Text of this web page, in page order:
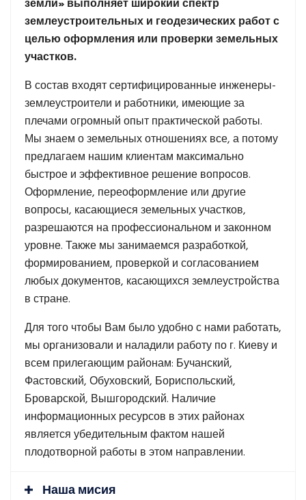
земли» выполняет широкий спектр
землеустроительных и геодезических работ с
целью оформления или проверки земельных
участков.
В состав входят сертифицированные инженеры-
землеустроители и работники, имеющие за
плечами огромный опыт практической работы.
Мы знаем о земельных отношениях все, а потому
предлагаем нашим клиентам максимально
быстрое и эффективное решение вопросов.
Оформление, переоформление или другие
вопросы, касающиеся земельных участков,
разрешаются на профессиональном и законном
уровне. Также мы занимаемся разработкой,
формированием, проверкой и согласованием
любых документов, касающихся землеустройства
в стране.
Для того чтобы Вам было удобно с нами работать,
мы организовали и наладили работу по г. Киеву и
всем прилегающим районам: Бучанский,
Фастовский, Обуховский, Бориспольский,
Броварской, Вышгородский. Наличие
информационных ресурсов в этих районах
является убедительным фактом нашей
плодотворной работы в этом направлении.
Наша мисия